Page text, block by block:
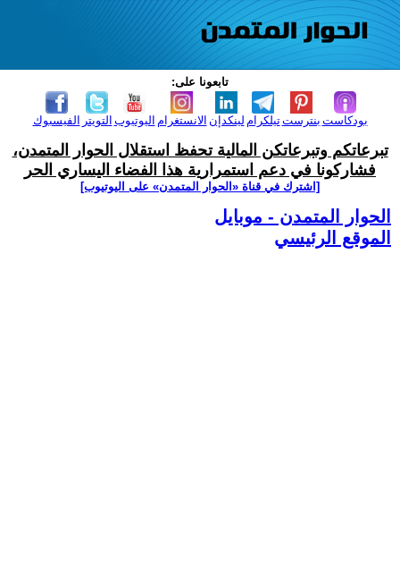
تابعونا على:
الفيسبوك التويتر اليوتيوب الانستغرام لينكدإن تيلكرامبنترست بودكاست
تبرعاتكم وتبرعاتكن المالية تحفظ استقلال الحوار المتمدن،
فشاركونا في دعم استمرارية هذا الفضاء اليساري الحر
[اشترك في قناة ‫«الحوار المتمدن» على اليوتيوب]
الحوار المتمدن - موبايل
الموقع الرئيسي